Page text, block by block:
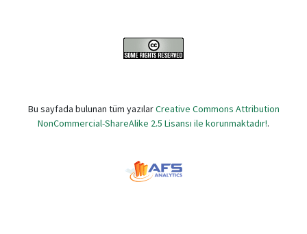
Bu sayfada bulunan tüm yazılarCreative Commons Attribution
NonCommercial-ShareAlike 2.5 Lisansı ile korunmaktadır!.